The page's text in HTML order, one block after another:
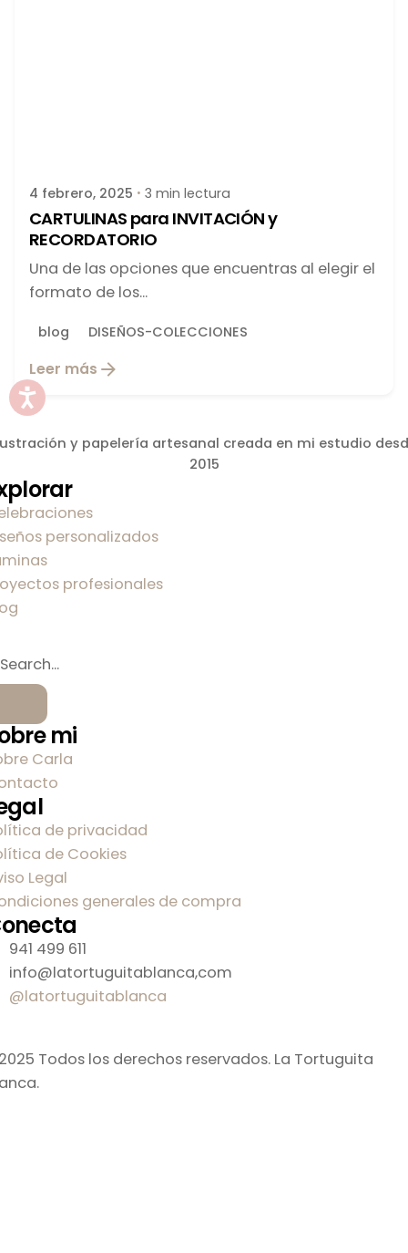
4 febrero, 2025 3 min lectura
CARTULINAS para INVITACIÓN y
RECORDATORIO
Una de las opciones que encuentras al elegir el
formato de los...
blog DISEÑOS-COLECCIONES
Leer más
y papelería artesanal creada en mi estudio
2015
personalizados
profesionales
mi
Carla
de privacidad
de Cookies
Legal
generales de compra
941 499 611
info@latortuguitablanca,com
@latortuguitablanca
Todos los derechos reservados. La Tortuguita